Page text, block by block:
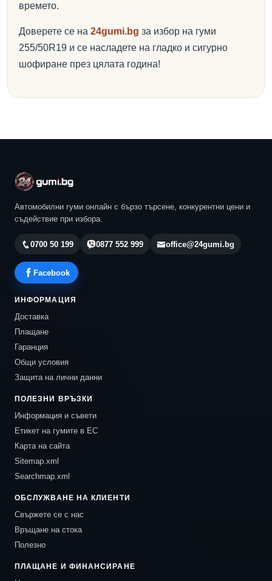
времето.
Доверете се на 24gumi.bg за избор на гуми
255/50R19 и се насладете на гладко и сигурно
шофиране през цялата година!
Автомобилни гуми онлайн с бързо търсене, конкурентни цени и
съдействие при избора.
0700 50 199 0877 552 999 office@24gumi.bg
Facebook
ИНФОРМАЦИЯ
Доставка
Плащане
Гаранция
Общи условия
Защита на лични данни
ПОЛЕЗНИ ВРЪЗКИ
Информация и съвети
Етикет на гумите в ЕС
Карта на сайта
Sitemap.xml
Searchmap.xml
ОБСЛУЖВАНЕ НА КЛИЕНТИ
Свържете се с нас
Връщане на стока
Полезно
ПЛАЩАНЕ И ФИНАНСИРАНЕ